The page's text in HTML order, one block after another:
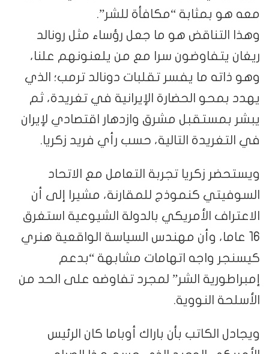
معه هو بمثابة “مكافأة للشر”.
وهذا التناقض هو ما جعل رؤساء مثل رونالد
ريغان يتفاوضون سرا مع من يلعنونهم علنا،
وهو ذاته ما يفسر تقلبات دونالد ترمب؛ الذي
يهدد بمحو الحضارة الإيرانية في تغريدة، ثم
يبشر بمستقبل مشرق وازدهار اقتصادي لإيران
في التغريدة التالية، حسب رأي فريد زكريا.
ويستحضر زكريا تجربة التعامل مع الاتحاد
السوفيتي كنموذج للمقارنة، مشيرا إلى أن
الاعتراف الأمريكي بالدولة الشيوعية استغرق
16 عاما، وأن مهندس السياسة الواقعية هنري
كيسنجر واجه اتهامات مشابهة “بدعم
إمبراطورية الشر” لمجرد تفاوضه على الحد من
الأسلحة النووية.
ويجادل الكاتب بأن باراك أوباما كان الرئيس